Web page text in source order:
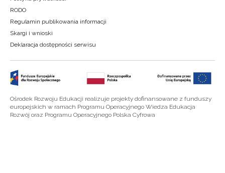
RODO
Regulamin publikowania informacji
Skargi i wnioski
Deklaracja dostępności serwisu
Ośrodek Rozwoju Edukacji realizuje projekty dofinansowane z funduszy
europejskich w ramach Programu Operacyjnego Wiedza Edukacja
Rozwój oraz Programu Operacyjnego Polska Cyfrowa